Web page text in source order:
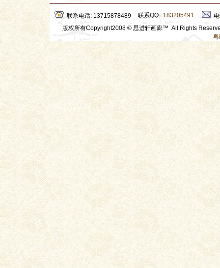
联系电话: 13715878489 联系QQ : 183205491
版权所有Copyright2008 © 思进轩画廊™ All Rights